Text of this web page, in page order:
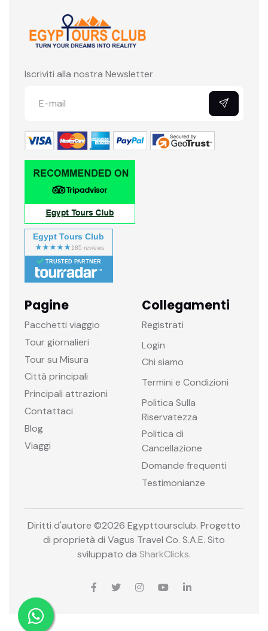
Iscriviti alla nostra Newsletter
Egypt Tours Club
TRUSTED PARTNER
Pagine
Pacchetti viaggio
Tour giornalieri
Tour su Misura
Città principali
Principali attrazioni
Contattaci
Blog
Viaggi
Collegamenti
Registrati
Login
Chi siamo
Termini e Condizioni
Politica Sulla
Riservatezza
Politica di
Cancellazione
Domande frequenti
Testimonianze
Diritti d'autore ©2026 Egypttoursclub. Progetto
di proprietà di Vagus Travel Co. S.A.E. Sito
sviluppato da SharkClicks.